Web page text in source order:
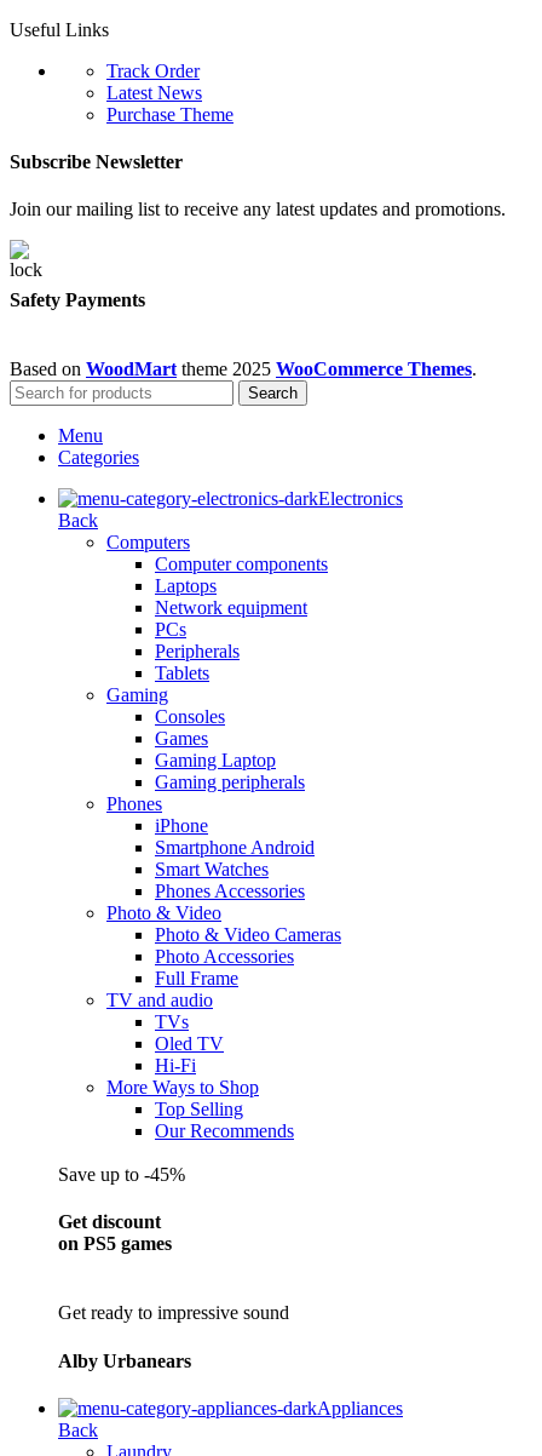
Useful Links
Track Order
Latest News
Purchase Theme
Subscribe Newsletter
Join our mailing list to receive any latest updates and promotions.
Safety Payments
Based on WoodMart theme 2025 WooCommerce Themes.
Search
Menu
Categories
Electronics
Back
Computers
Computer components
Laptops
Network equipment
PCs
Peripherals
Tablets
Gaming
Consoles
Games
Gaming Laptop
Gaming peripherals
Phones
iPhone
Smartphone Android
Smart Watches
Phones Accessories
Photo & Video
Photo & Video Cameras
Photo Accessories
Full Frame
TV and audio
TVs
Oled TV
Hi-Fi
More Ways to Shop
Top Selling
Our Recommends
Save up to -45%
Get discount
on PS5 games
Get ready to impressive sound
Alby Urbanears
Appliances
Back
Laundry